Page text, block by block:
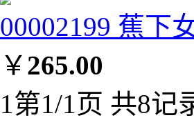
00002199 蕉下
￥265.00
1第1/1页 共8记